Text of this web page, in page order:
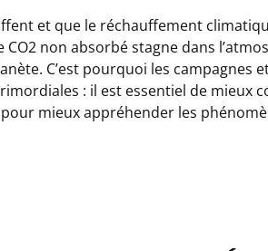
et que le réchauffement
non absorbé stagne dans
C’est pourquoi les campagnes
: il est essentiel de mieux
mieux appréhender les